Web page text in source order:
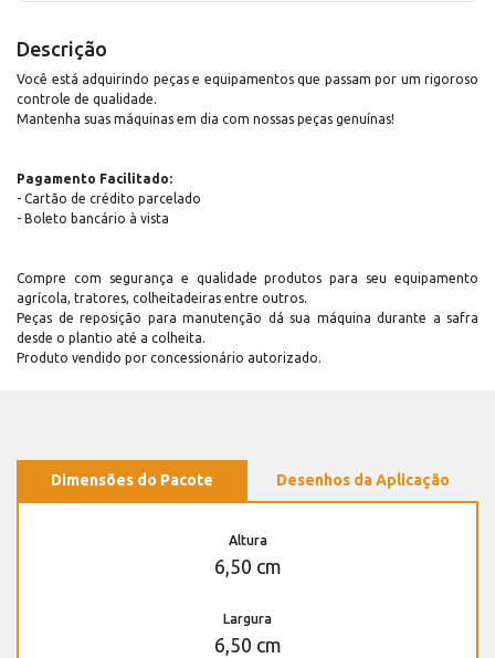
Descrição
Você está adquirindo peças e equipamentos que passam por um rigoroso
controle de qualidade.
Mantenha suas máquinas em dia com nossas peças genuínas!
Pagamento Facilitado:
- Cartão de crédito parcelado
- Boleto bancário à vista
Compre com segurança e qualidade produtos para seu equipamento
agrícola, tratores, colheitadeiras entre outros.
Peças de reposição para manutenção dá sua máquina durante a safra
desde o plantio até a colheita.
Produto vendido por concessionário autorizado.
Dimensões do Pacote Desenhos da Aplicação
Altura
6,50 cm
Largura
6,50 cm